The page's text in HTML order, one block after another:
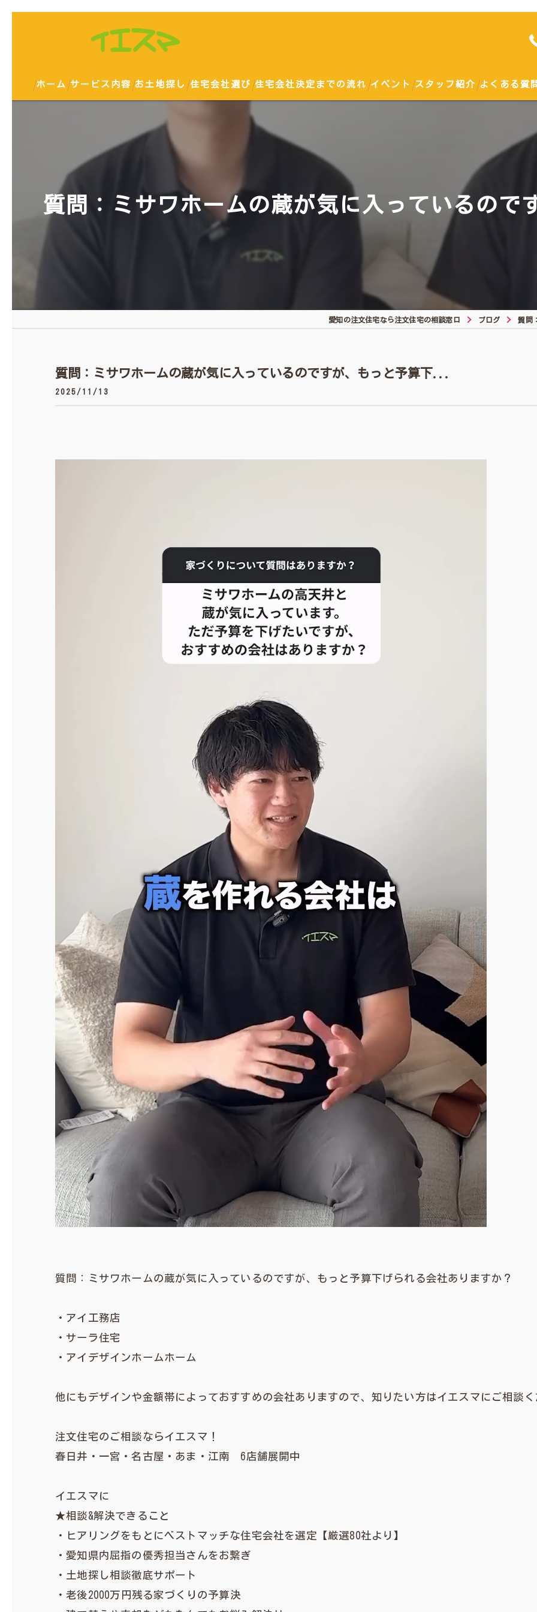
ホーム サービス内容 お土地探し 住宅会社選び 住宅会社決定までの流れ イベント
戸建て
スタッフ紹介 よくある質
質問：ミサワホームの蔵が気に入っているの
愛知の注文住宅なら注文住宅の相談窓口 ブログ 質問
質問：ミサワホームの蔵が気に入っているのですが、もっと予算下...
2025/11/13
質問：ミサワホームの蔵が気に入っているのですが、もっと予算下げられる会社ありますか？
・アイ工務店
・サーラ住宅
・アイデザインホームホーム
他にもデザインや金額帯によっておすすめの会社ありますので、知りたい方はイエスマにご相談
注文住宅のご相談ならイエスマ！
春日井・一宮・名古屋・あま・江南 6店舗展開中
イエスマに
★相談&解決できること
・ヒアリングをもとにベストマッチな住宅会社を選定【厳選80社より】
・愛知県内屈指の優秀担当さんをお繋ぎ
・土地探し相談徹底サポート
・老後2000万円残る家づくりの予算決